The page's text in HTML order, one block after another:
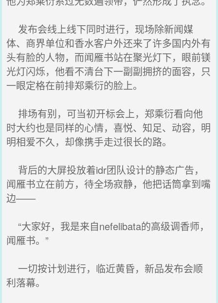
发布会线上线下同时进行，现场除新闻媒
体、商界单位和香水客户外还来了许多国内外有
头有脸的人物，而闻雁书站在聚光灯下，眼前镁
光灯闪烁，他看不清台下一副副拥挤的面容，只
一眼定格在前排郑乘衍的脸上。
排场有别，可当初开标会上，郑乘衍看向他
时大约也是同样的心情，喜悦、知足、动容，明
明相爱不久，却像携手走过很长的路。
背后的大屏投放着idr团队设计的静态广告，
闻雁书立在前方，待全场寂静，他把话筒拿到嘴
边——
“大家好，我是来自nefelibata的高级调香师，
闻雁书。”
一切按计划进行，临近黄昏，新品发布会顺
利落幕。